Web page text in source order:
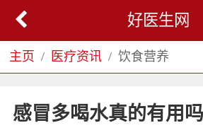
好医生网
主页 医疗资讯 饮食营养
感冒多喝水真的有用吗